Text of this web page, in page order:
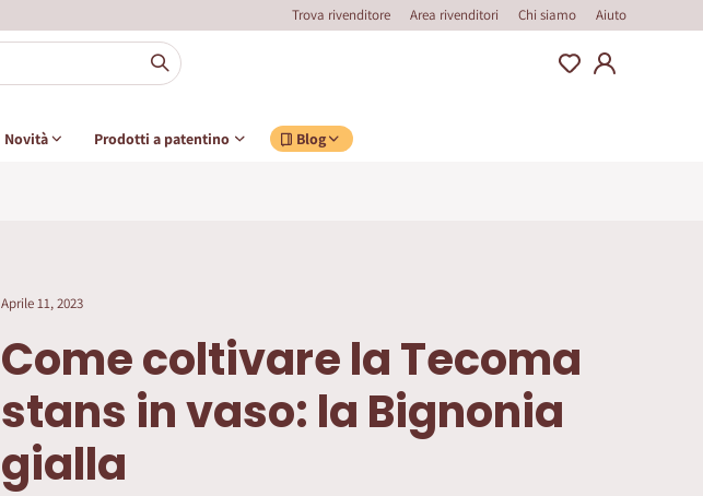
Trova rivenditore Area rivenditori Chi siamo Aiuto
Novità Prodotti a patentino Blog
Aprile 11, 2023
Come coltivare la Tecoma
stans in vaso: la Bignonia
gialla